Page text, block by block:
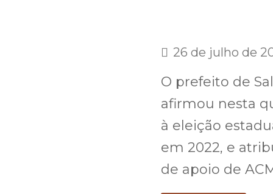
26 de julho de
O prefeito de
afirmou nesta
à eleição
em 2022, e
de apoio de